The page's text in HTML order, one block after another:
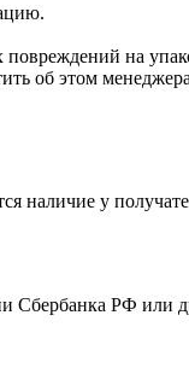
на
об этом
наличие у
Сбербанка РФ или